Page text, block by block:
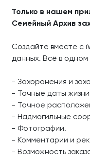
Только в нашем
Семейный Архив
Создайте вместе с
данных. Всё в одном
- Захоронения и
- Точные даты
- Точное
- Надмогильные
- Фотографии.
- Комментарии и
- Возможность